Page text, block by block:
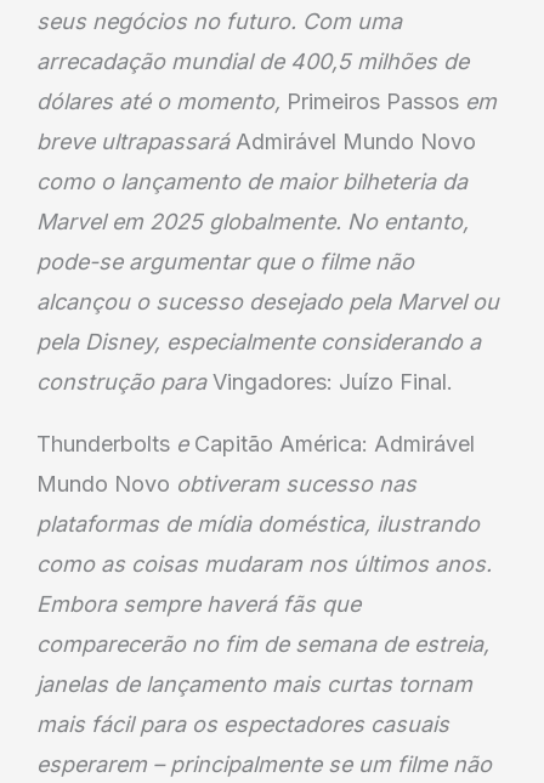
seus negócios no futuro. Com uma
arrecadação mundial de 400,5 milhões de
dólares até o momento, Primeiros Passos em
breve ultrapassará Admirável Mundo Novo
como o lançamento de maior bilheteria da
Marvel em 2025 globalmente. No entanto,
pode-se argumentar que o filme não
alcançou o sucesso desejado pela Marvel ou
pela Disney, especialmente considerando a
construção paraVingadores: Juízo Final.
Thunderbolts e Capitão América: Admirável
Mundo Novo obtiveram sucesso nas
plataformas de mídia doméstica, ilustrando
como as coisas mudaram nos últimos anos.
Embora sempre haverá fãs que
comparecerão no fim de semana de estreia,
janelas de lançamento mais curtas tornam
mais fácil para os espectadores casuais
esperarem – principalmente se um filme não